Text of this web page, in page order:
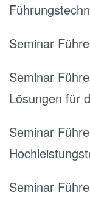
Seminar
Seminar
Lösungen für
Seminar
Seminar